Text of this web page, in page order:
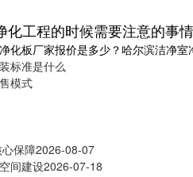
程的时候需要注意的事情
化板厂家报价是多少？哈尔滨洁净
标准是什么
模式
保障2026-08-07
间建设2026-07-18